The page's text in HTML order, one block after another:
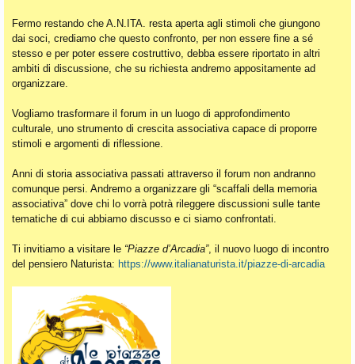
Fermo restando che A.N.ITA. resta aperta agli stimoli che giungono
dai soci, crediamo che questo confronto, per non essere fine a sé
stesso e per poter essere costruttivo, debba essere riportato in altri
ambiti di discussione, che su richiesta andremo appositamente ad
organizzare.
Vogliamo trasformare il forum in un luogo di approfondimento
culturale, uno strumento di crescita associativa capace di proporre
stimoli e argomenti di riflessione.
Anni di storia associativa passati attraverso il forum non andranno
comunque persi. Andremo a organizzare gli “scaffali della memoria
associativa” dove chi lo vorrà potrà rileggere discussioni sulle tante
tematiche di cui abbiamo discusso e ci siamo confrontati.
Ti invitiamo a visitare le “Piazze d’Arcadia”, il nuovo luogo di incontro
del pensiero Naturista: https://www.italianaturista.it/piazze-di-arcadia